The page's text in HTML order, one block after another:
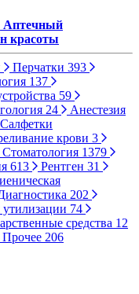
Аптечный
красоты
Перчатки 393
137
59
24
Анестезия
Салфетки
крови 3
Стоматология 1379
613 Рентген 31
202
74
средства 12
Прочее 206